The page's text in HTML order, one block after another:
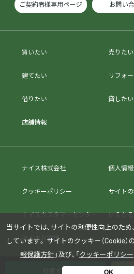
ご契約者様専用ページ お問い
買いたい 売りたい
建てたい リフォ
借りたい 貸したい
店舗情報
ナイス株式会社 個人情
クッキーポリシー サイト
ナイスカスタマーセンター いえか
法人のお客様
当サイトでは、サイトの利便性向上のため
しています。
サイトのクッキー（Cookie）
報保護方針 」及び、「 クッキーポリシー
OK